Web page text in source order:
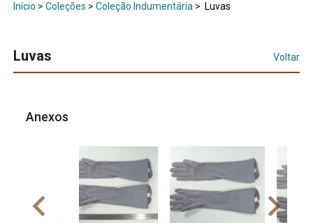
Início > Coleções > Coleção Indumentária > Luvas
Luvas Voltar
Anexos